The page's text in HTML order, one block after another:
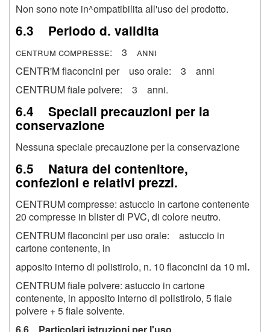
Non sono note in^ompatibilita all'uso del prodotto.
6.3 Periodo d. validita
centrum compresse: 3 anni
CENTR'M flaconcini per uso orale: 3 anni
CENTRUM fiale polvere: 3 anni.
6.4 Speciali precauzioni per la
conservazione
Nessuna speciale precauzione per la conservazione
6.5 Natura del contenitore,
confezioni e relativi prezzi.
CENTRUM compresse: astuccio in cartone contenente
20 compresse in blister di PVC, di colore neutro.
CENTRUM flaconcini per uso orale: astuccio in
cartone contenente, in
apposito interno di polistirolo, n. 10 flaconcini da 10 ml.
CENTRUM fiale polvere: astuccio in cartone
contenente, in apposito interno di polistirolo, 5 fiale
polvere + 5 fiale solvente.
6.6 Particolari istruzioni per l'uso